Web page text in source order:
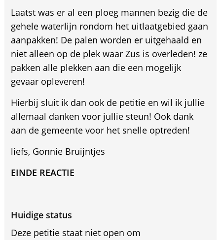
Laatst was er al een ploeg mannen bezig die de
gehele waterlijn rondom het uitlaatgebied gaan
aanpakken! De palen worden er uitgehaald en
niet alleen op de plek waar Zus is overleden! ze
pakken alle plekken aan die een mogelijk
gevaar opleveren!
Hierbij sluit ik dan ook de petitie en wil ik jullie
allemaal danken voor jullie steun! Ook dank
aan de gemeente voor het snelle optreden!
liefs, Gonnie Bruijntjes
EINDE REACTIE
Huidige status
Deze petitie staat niet open om